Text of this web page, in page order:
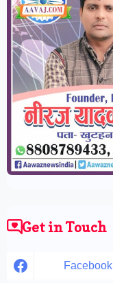
Get in Touch
Facebook